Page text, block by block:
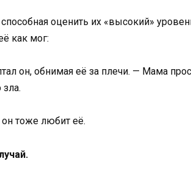
оценить их «высокий»
как мог:
он, обнимая её за плечи. — Мама
он тоже любит её.